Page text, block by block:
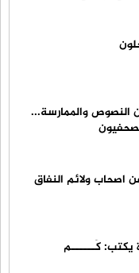
النصوص والممارسة...
اصحاب ولائم النفاق
كَــــــم